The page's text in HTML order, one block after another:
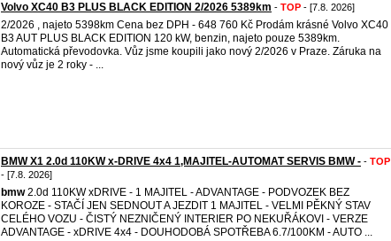
Volvo XC40 B3 PLUS BLACK EDITION 2/2026 5389km - TOP - [7.8. 2026]
2/2026 , najeto 5398km Cena bez DPH - 648 760 Kč Prodám krásné Volvo XC40
B3 AUT PLUS BLACK EDITION 120 kW, benzin, najeto pouze 5389km.
Automatická převodovka. Vůz jsme koupili jako nový 2/2026 v Praze. Záruka na
nový vůz je 2 roky - ...
BMW X1 2.0d 110KW x-DRIVE 4x4 1,MAJITEL-AUTOMAT SERVIS BMW - - TOP
- [7.8. 2026]
bmw2.0d 110KW xDRIVE - 1 MAJITEL - ADVANTAGE - PODVOZEK BEZ
KOROZE - STAČÍ JEN SEDNOUT A JEZDIT 1 MAJITEL - VELMI PĚKNÝ STAV
CELÉHO VOZU - ČISTÝ NEZNIČENÝ INTERIER PO NEKUŘÁKOVI - VERZE
ADVANTAGE - xDRIVE 4x4 - DOUHODOBÁ SPOTŘEBA 6.7/100KM - AUTO ...